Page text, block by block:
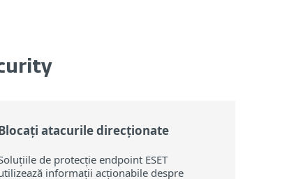
atacurile direcționate
de protecție endpoint ESET
informații acționabile despre